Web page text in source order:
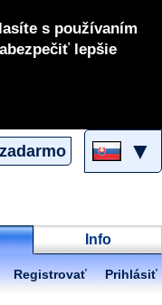
s používaním
lepšie
▼
Info
Registrovať Prihlásiť